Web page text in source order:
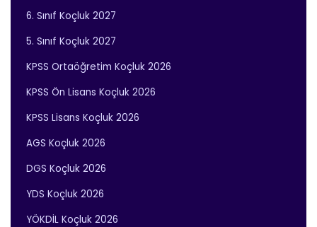
6. Sınıf Koçluk 2027
5. Sınıf Koçluk 2027
KPSS Ortaöğretim Koçluk 2026
KPSS Ön Lisans Koçluk 2026
KPSS Lisans Koçluk 2026
AGS Koçluk 2026
DGS Koçluk 2026
YDS Koçluk 2026
YÖKDİL Koçluk 2026